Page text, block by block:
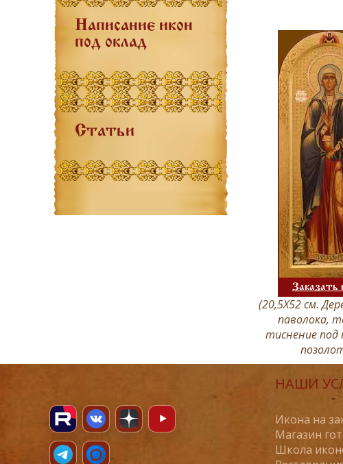
Написание икон
под оклад
Статьи
Заказать
(20,5Х52 см.
паволока,
тиснение под
НАШИ
Икона на
Магазин
Школа